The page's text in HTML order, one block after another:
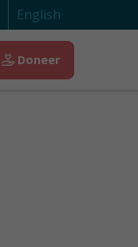
English
Doneer